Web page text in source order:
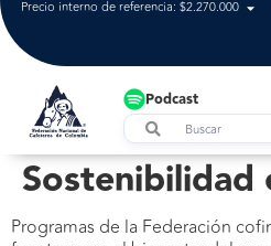
Precio interno de referencia: $2.270.000
Podcast
Sostenibilidad
Programas de la Federación